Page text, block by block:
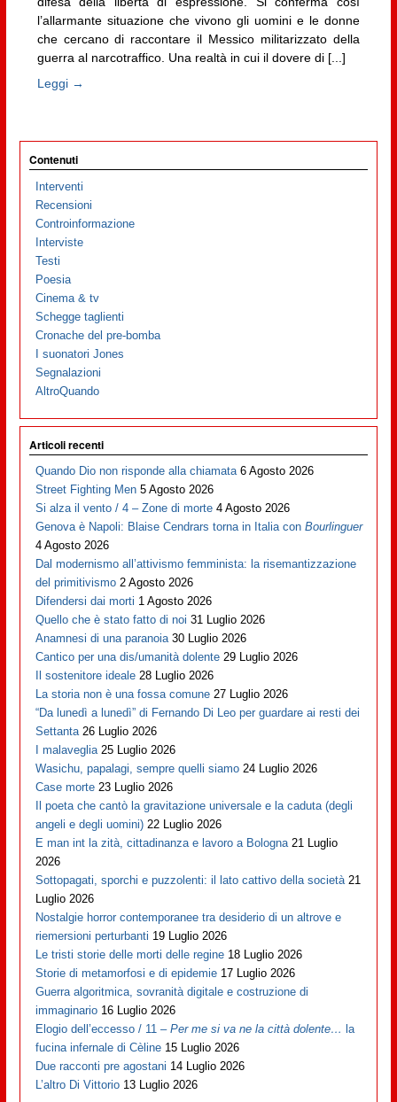
l’allarmante situazione che vivono gli uomini e le donne
che cercano di raccontare il Messico militarizzato della
guerra al narcotraffico. Una realtà in cui il dovere di [...]
Leggi →
Contenuti
Interventi
Recensioni
Controinformazione
Interviste
Testi
Poesia
Cinema & tv
Schegge taglienti
Cronache del pre-bomba
I suonatori Jones
Segnalazioni
AltroQuando
Articoli recenti
Quando Dio non risponde alla chiamata 6 Agosto 2026
Street Fighting Men 5 Agosto 2026
Si alza il vento / 4 – Zone di morte 4 Agosto 2026
Genova è Napoli: Blaise Cendrars torna in Italia conBourlinguer
4 Agosto 2026
Dal modernismo all’attivismo femminista: la risemantizzazione
del primitivismo 2 Agosto 2026
Difendersi dai morti 1 Agosto 2026
Quello che è stato fatto di noi 31 Luglio 2026
Anamnesi di una paranoia 30 Luglio 2026
Cantico per una dis/umanità dolente 29 Luglio 2026
Il sostenitore ideale 28 Luglio 2026
La storia non è una fossa comune 27 Luglio 2026
“Da lunedì a lunedì” di Fernando Di Leo per guardare ai resti dei
Settanta 26 Luglio 2026
I malaveglia 25 Luglio 2026
Wasichu, papalagi, sempre quelli siamo 24 Luglio 2026
Case morte 23 Luglio 2026
Il poeta che cantò la gravitazione universale e la caduta (degli
angeli e degli uomini) 22 Luglio 2026
E man int la zità, cittadinanza e lavoro a Bologna 21 Luglio
2026
Sottopagati, sporchi e puzzolenti: il lato cattivo della società 21
Luglio 2026
Nostalgie horror contemporanee tra desiderio di un altrove e
riemersioni perturbanti 19 Luglio 2026
Le tristi storie delle morti delle regine 18 Luglio 2026
Storie di metamorfosi e di epidemie 17 Luglio 2026
Guerra algoritmica, sovranità digitale e costruzione di
immaginario 16 Luglio 2026
Elogio dell’eccesso / 11 –Per me si va ne la città dolente… la
fucina infernale di Cèline 15 Luglio 2026
Due racconti pre agostani 14 Luglio 2026
L’altro Di Vittorio 13 Luglio 2026